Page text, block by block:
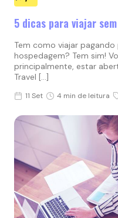
5 dicas para viajar
Tem como viajar
hospedagem? Tem sim!
principalmente, estar
Travel […]
11 Set 4 min de leitura